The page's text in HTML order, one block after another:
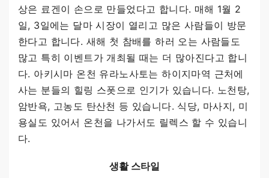
상은 료겐이 손으로 만들었다고 합니다. 매해 1월 2
일, 3일에는 달마 시장이 열리고 많은 사람들이 방문
한다고 합니다. 새해 첫 참배를 하러 오는 사람들도
많고 특히 이벤트가 개최될 때는 더 많아진다고 합니
다. 아키시마 온천 유라노사토는 하이지마역 근처에
사는 분들의 힐링 스폿으로 인기가 있습니다. 노천탕,
암반욕, 고농도 탄산천 등 있습니다. 식당, 마사지, 미
용실도 있어서 온천을 나가서도 릴렉스 할 수 있습니
다.
생활 스타일